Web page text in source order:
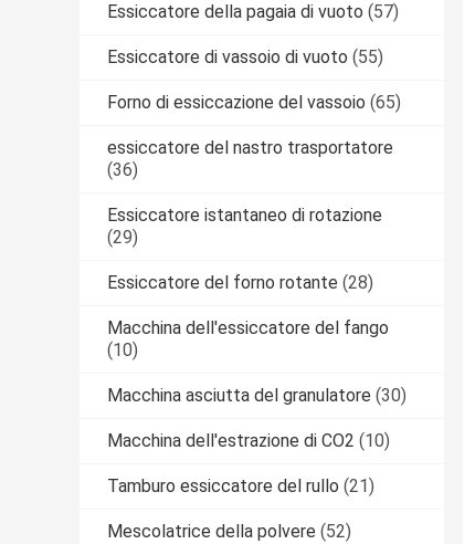
Essiccatore della pagaia di vuoto (57)
Essiccatore di vassoio di vuoto (55)
Forno di essiccazione del vassoio (65)
essiccatore del nastro trasportatore
(36)
Essiccatore istantaneo di rotazione
(29)
Essiccatore del forno rotante (28)
Macchina dell'essiccatore del fango
(10)
Macchina asciutta del granulatore (30)
Macchina dell'estrazione di CO2 (10)
Tamburo essiccatore del rullo (21)
Mescolatrice della polvere (52)